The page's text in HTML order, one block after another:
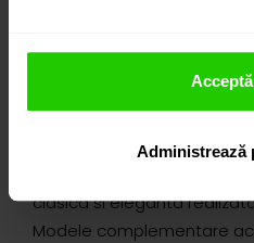
Administrează
clasica si eleganta
Modele complementare